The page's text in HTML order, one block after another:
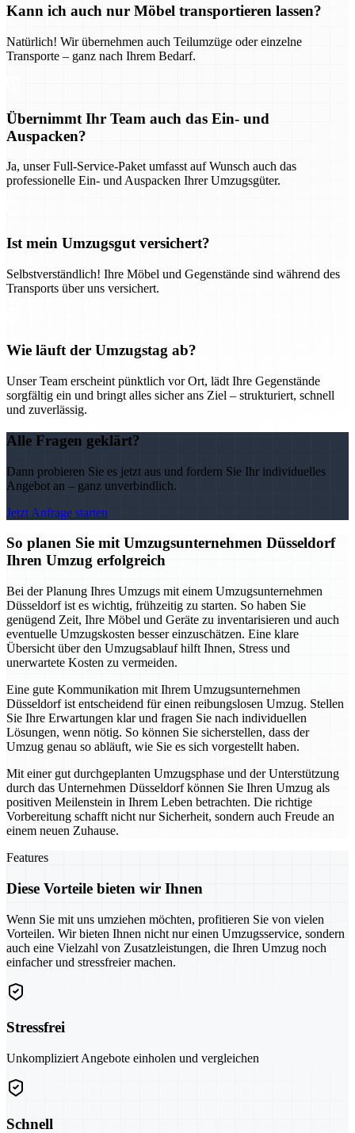
Kann ich auch nur Möbel transportieren lassen?
Natürlich! Wir übernehmen auch Teilumzüge oder einzelne
Transporte – ganz nach Ihrem Bedarf.
Übernimmt Ihr Team auch das Ein- und
Auspacken?
Ja, unser Full-Service-Paket umfasst auf Wunsch auch das
professionelle Ein- und Auspacken Ihrer Umzugsgüter.
Ist mein Umzugsgut versichert?
Selbstverständlich! Ihre Möbel und Gegenstände sind während des
Transports über uns versichert.
Wie läuft der Umzugstag ab?
Unser Team erscheint pünktlich vor Ort, lädt Ihre Gegenstände
sorgfältig ein und bringt alles sicher ans Ziel – strukturiert, schnell
und zuverlässig.
Alle Fragen geklärt?
Dann probieren Sie es jetzt aus und fordern Sie Ihr individuelles
Angebot an – ganz unverbindlich.
Jetzt Anfrage starten
So planen Sie mit Umzugsunternehmen Düsseldorf
Ihren Umzug erfolgreich
Bei der Planung Ihres Umzugs mit einem Umzugsunternehmen
Düsseldorf ist es wichtig, frühzeitig zu starten. So haben Sie
genügend Zeit, Ihre Möbel und Geräte zu inventarisieren und auch
eventuelle Umzugskosten besser einzuschätzen. Eine klare
Übersicht über den Umzugsablauf hilft Ihnen, Stress und
unerwartete Kosten zu vermeiden.
Eine gute Kommunikation mit Ihrem Umzugsunternehmen
Düsseldorf ist entscheidend für einen reibungslosen Umzug. Stellen
Sie Ihre Erwartungen klar und fragen Sie nach individuellen
Lösungen, wenn nötig. So können Sie sicherstellen, dass der
Umzug genau so abläuft, wie Sie es sich vorgestellt haben.
Mit einer gut durchgeplanten Umzugsphase und der Unterstützung
durch das Unternehmen Düsseldorf können Sie Ihren Umzug als
positiven Meilenstein in Ihrem Leben betrachten. Die richtige
Vorbereitung schafft nicht nur Sicherheit, sondern auch Freude an
einem neuen Zuhause.
Features
Diese Vorteile bieten wir Ihnen
Wenn Sie mit uns umziehen möchten, profitieren Sie von vielen
Vorteilen. Wir bieten Ihnen nicht nur einen Umzugsservice, sondern
auch eine Vielzahl von Zusatzleistungen, die Ihren Umzug noch
einfacher und stressfreier machen.
Stressfrei
Unkompliziert Angebote einholen und vergleichen
Schnell